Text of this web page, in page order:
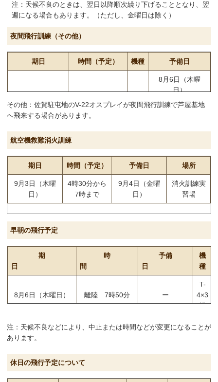
注：天候不良のときは、翌日以降順次繰り下げることとなり、翌
週になる場合もあります。（ただし、金曜日は除く）
夜間飛行訓練（その他）
期日 時間（予定） 機種 予備日
8月3日（月曜
日）
8月4日（火曜
日）
8月5日（水曜
日）
日没から21時ま
で
T-4
8月6日（木曜
日）
8月18日（火曜
日）
日）
8月24日（月曜
日）
8月25日（火曜
日）
日）
8月31日（月曜
9月7日（月曜
日）
9月8日（火曜
日没から21時ま
T-4
9月14日（月曜
9月15日（火曜
日）
日）
その他：佐賀駐屯地のV-22オスプレイが夜間飛行訓練で芦屋基地
へ飛来する場合があります。
航空機救難消火訓練
期日 時間（予定） 予備日 場所
9月3日（木曜
日）
4時30分から
7時まで
9月4日（金曜
日）
消火訓練実
習場
早朝の飛行予定
期
日
時
間
予備
日
機
種
8月6日（木曜日） 離陸 7時50分 ー
T-
4×3
機
注：天候不良などにより、中止または時間などが変更になることが
あります。
休日の飛行予定について